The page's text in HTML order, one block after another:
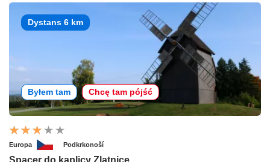
Dystans 6 km
Byłem tam Chcę tam pójść
Europa Podkrkonoší